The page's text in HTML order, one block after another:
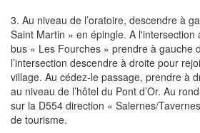
3. Au niveau de l’oratoire, descendre à
Saint Martin » en épingle. A l'intersection
bus « Les Fourches » prendre à gauche
l’intersection descendre à droite pour
village. Au cédez-le passage, prendre à
au niveau de l’hôtel du Pont d’Or. Au
sur la D554 direction « Salernes/
de tourisme.